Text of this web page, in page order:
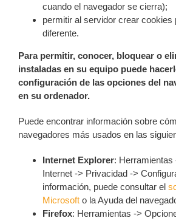
cuando el navegador se cierra);
permitir al servidor crear cookies
diferente.
Para permitir, conocer, bloquear o
instaladas en su equipo puede
configuración de las opciones del
en su ordenador.
Puede encontrar información sobre
navegadores más usados en las
Internet Explorer:
Internet -> Privacidad ->
información, puede consultar el
Microsoft o la Ayuda del
Firefox: Herramientas ->